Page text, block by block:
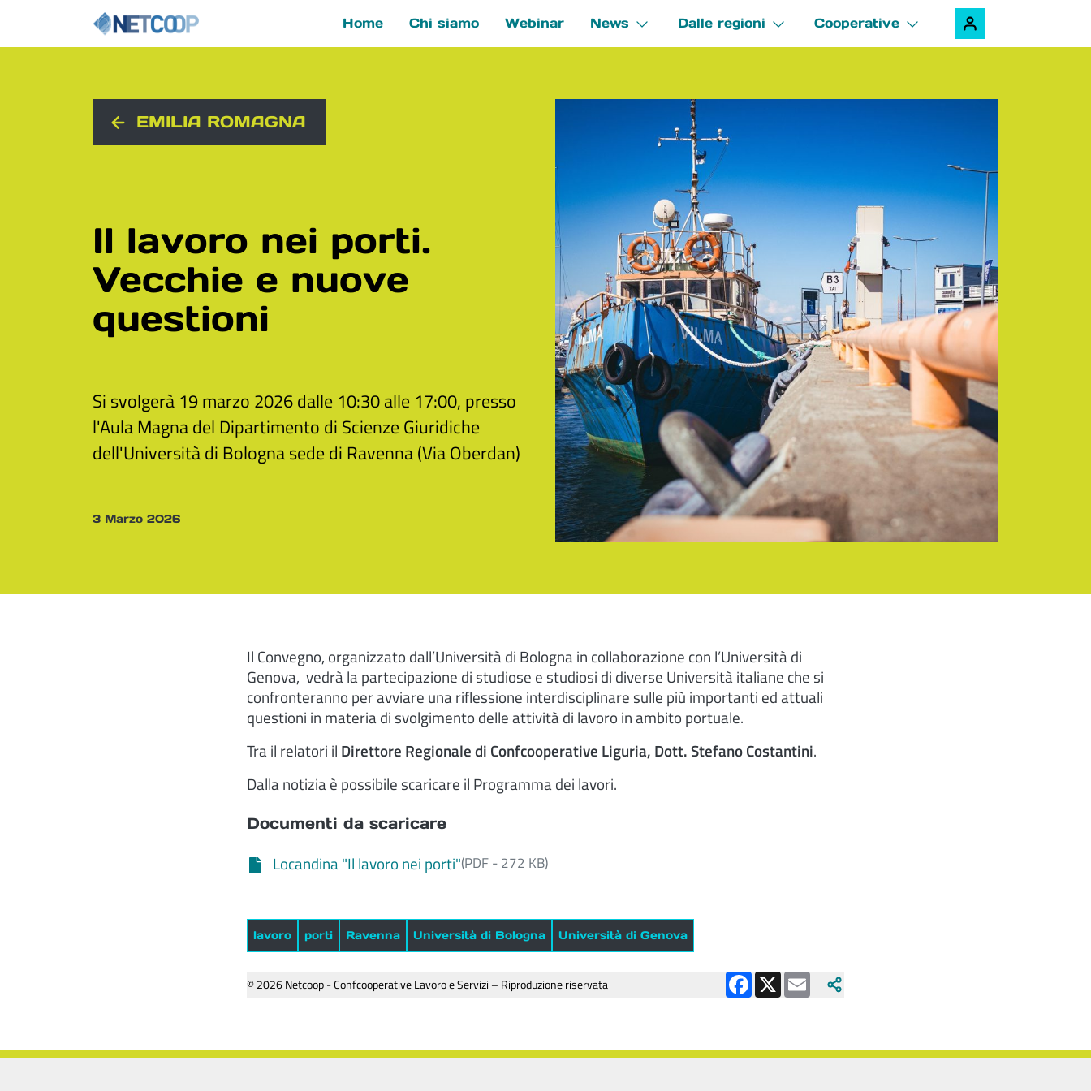
Navigazione principale
Home Chi siamo Webinar News Dalle regioni Cooperative
EMILIA ROMAGNA
Il lavoro nei porti.
Vecchie e nuove
questioni
Si svolgerà 19 marzo 2026 dalle 10:30 alle 17:00, presso
l'Aula Magna del Dipartimento di Scienze Giuridiche
dell'Università di Bologna sede di Ravenna (Via Oberdan)
3 Marzo 2026
Il Convegno, organizzato dall’Università di Bologna in collaborazione con l’Università di
Genova, vedrà la partecipazione di studiose e studiosi di diverse Università italiane che si
confronteranno per avviare una riflessione interdisciplinare sulle più importanti ed attuali
questioni in materia di svolgimento delle attività di lavoro in ambito portuale.
Tra il relatori il Direttore Regionale di Confcooperative Liguria, Dott. Stefano Costantini.
Dalla notizia è possibile scaricare il Programma dei lavori.
Documenti da scaricare
Locandina "Il lavoro nei porti"(PDF - 272 KB)
lavoro porti Ravenna Università di Bologna Università di Genova
© 2026 Netcoop - Confcooperative Lavoro e Servizi – Riproduzione riservata Facebook
X Email